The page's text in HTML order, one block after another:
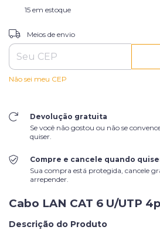
15em estoque
Entregas para o CEP:
Meios de envio
Não sei meu CEP
Devolução gratuita
Se você não gostou ou não se
quiser.
Compre e cancele quando
Sua compra está protegida, cancele
arrepender.
Cabo LAN CAT 6 U/UTP
Descrição do Produto